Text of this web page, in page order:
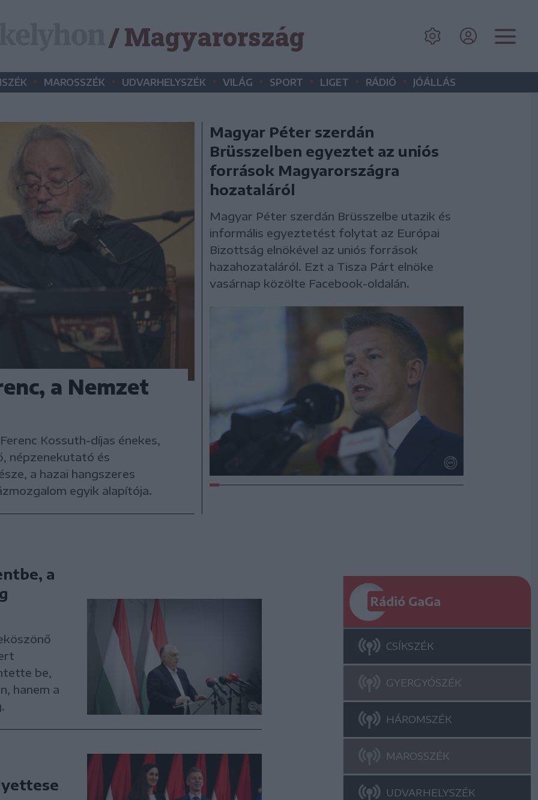
/ Magyarország
• MAROSSZÉK • UDVARHELYSZÉK • VILÁG • SPORT • LIGET • RÁDIÓ • JÓÁLLÁS
a Nemzet
Kossuth-díjas énekes,
népzenekutató és
a hazai hangszeres
egyik alapítója.
Magyar Péter szerdán
Brüsszelben egyeztet az uniós
források Magyarországra
hozataláról
Magyar Péter szerdán Brüsszelbe utazik és
informális egyeztetést folytat az Európai
Bizottság elnökével az uniós források
hazahozataláról. Ezt a Tisza Párt elnöke
vasárnap közölte Facebook-oldalán.
a
be,
hanem a
Rádió GaGa
CSÍKSZÉK
GYERGYÓSZÉK
HÁROMSZÉK
MAROSSZÉK
UDVARHELYSZÉK